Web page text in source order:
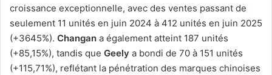
croissance exceptionnelle, avec des ventes passant de
seulement 11 unités en juin 2024 à 412 unités en juin 2025
(+3645%). Changan a également atteint 187 unités
(+85,15%), tandis que Geely a bondi de 70 à 151 unités
(+115,71%), reflétant la pénétration des marques chinoises